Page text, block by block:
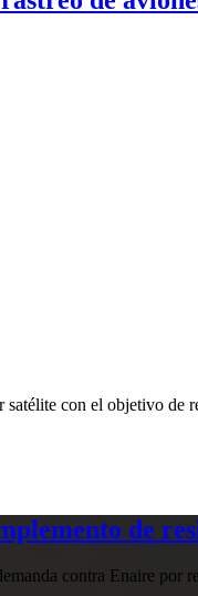
satélite con el objetivo
de
contra Enaire por